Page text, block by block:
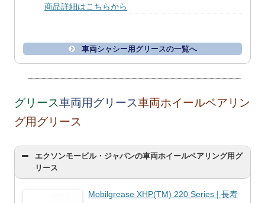
商品詳細はこちらから
車両シャシー用グリースの一覧へ
グリース車両用グリース車両ホイールベアリン
グ用グリース
エクソンモービル・ジャパンの車両ホイールベアリング用グ
リース
Mobilgrease XHP(TM) 220 Series | 長寿